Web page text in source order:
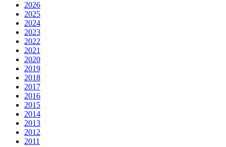
2026
2025
2024
2023
2022
2021
2020
2019
2018
2017
2016
2015
2014
2013
2012
2011